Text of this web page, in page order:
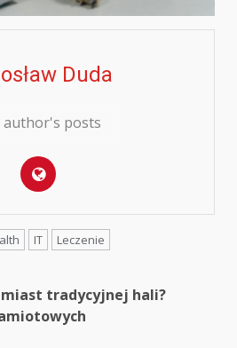
Duda
author's posts
IT Leczenie
tradycyjnej hali?